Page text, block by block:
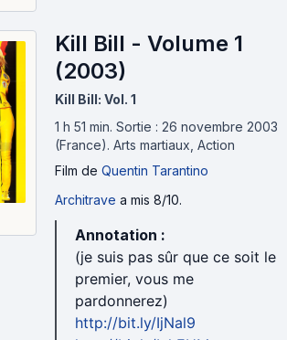
Kill Bill - Volume 1
(2003)
Kill Bill: Vol. 1
1 h 51 min. Sortie : 26 novembre 2003
(France). Arts martiaux, Action
Film de Quentin Tarantino
Architrave a mis 8/10.
Annotation :
(je suis pas sûr que ce soit le
premier, vous me
pardonnerez)
http://bit.ly/IjNal9